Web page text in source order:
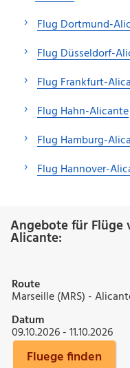
Flug Dortmund-
Flug Düsseldorf-
Flug Frankfurt-
Flug Hahn-Alicante
Flug Hamburg-
Flug Hannover-
Angebote für Flüge
Alicante:
Route
Marseille (MRS) -
Datum
09.10.2026 - 11.10.2026
Fluege finden